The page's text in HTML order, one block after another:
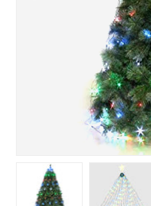
Carica immagine 1
Carica